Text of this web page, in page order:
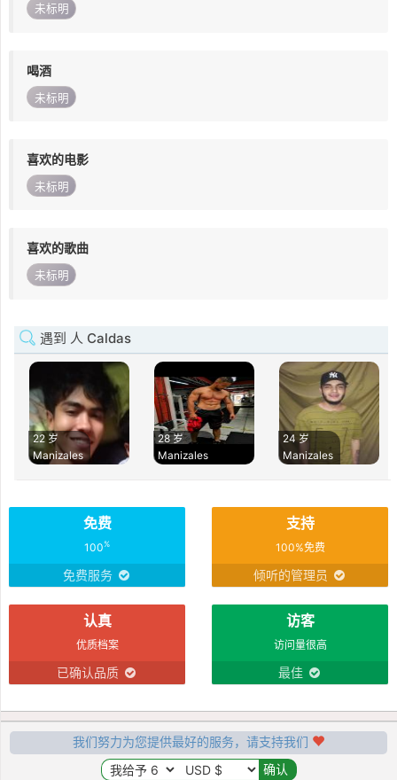
未标明
喝酒
未标明
喜欢的电影
未标明
喜欢的歌曲
未标明
遇到 人 Caldas
22 岁
Manizales
28 岁
Manizales
24 岁
Manizales
免费
100%
免费服务
支持
100%免费
倾听的管理员
认真
优质档案
已确认品质
访客
访问量很高
最佳
我们努力为您提供最好的服务，请支持我们